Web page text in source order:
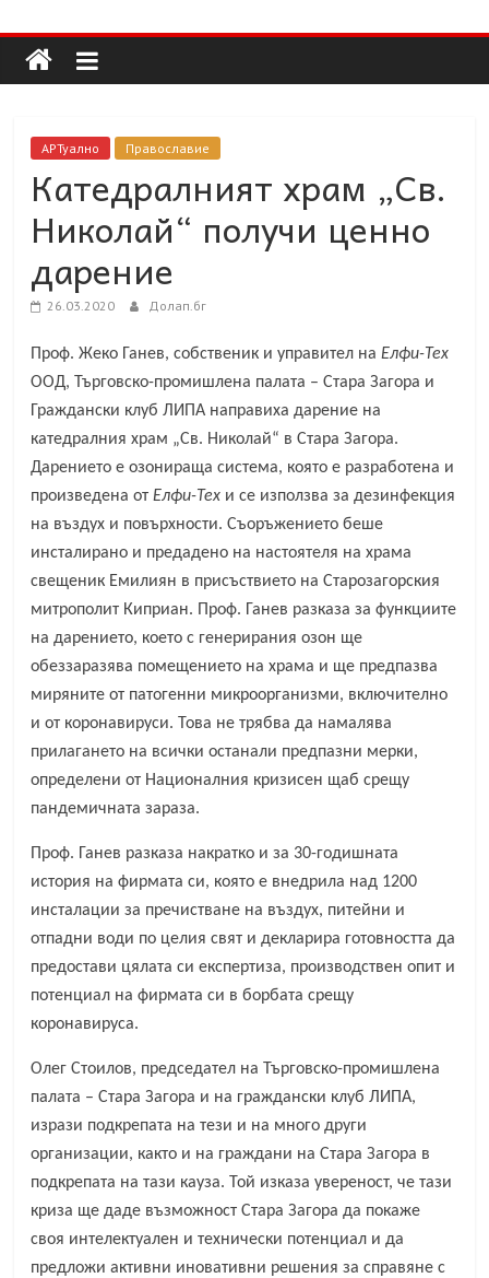
to
content
Долап
БГ
култура|
пътешествия|
мода|
събития|
кухня|
реклама|
АРТуално Православие
Катедралният храм „Св.
Николай“ получи ценно
дарение
26.03.2020 Долап.бг
Проф. Жеко Ганев, собственик и управител наЕлфи-Тех
ООД, Търговско-промишлена палата – Стара Загора и
Граждански клуб ЛИПА направиха дарение на
катедралния храм „Св. Николай“ в Стара Загора.
Дарението е озонираща система, която е разработена и
произведена отЕлфи-Тех и се използва за дезинфекция
на въздух и повърхности. Съоръжението беше
инсталирано и предадено на настоятеля на храма
свещеник Емилиян в присъствието на Старозагорския
митрополит Киприан. Проф. Ганев разказа за функциите
на дарението, което с генерирания озон ще
обеззаразява помещението на храма и ще предпазва
миряните от патогенни микроорганизми, включително
и от коронавируси. Това не трябва да намалява
прилагането на всички останали предпазни мерки,
определени от Националния кризисен щаб срещу
пандемичната зараза.
Проф. Ганев разказа накратко и за 30-годишната
история на фирмата си, която е внедрила над 1200
инсталации за пречистване на въздух, питейни и
отпадни води по целия свят и декларира готовността да
предостави цялата си експертиза, производствен опит и
потенциал на фирмата си в борбата срещу
коронавируса.
Олег Стоилов, председател на Търговско-промишлена
палата – Стара Загора и на граждански клуб ЛИПА,
изрази подкрепата на тези и на много други
организации, както и на граждани на Стара Загора в
подкрепата на тази кауза. Той изказа увереност, че тази
криза ще даде възможност Стара Загора да покаже
своя интелектуален и технически потенциал и да
предложи активни иновативни решения за справяне с